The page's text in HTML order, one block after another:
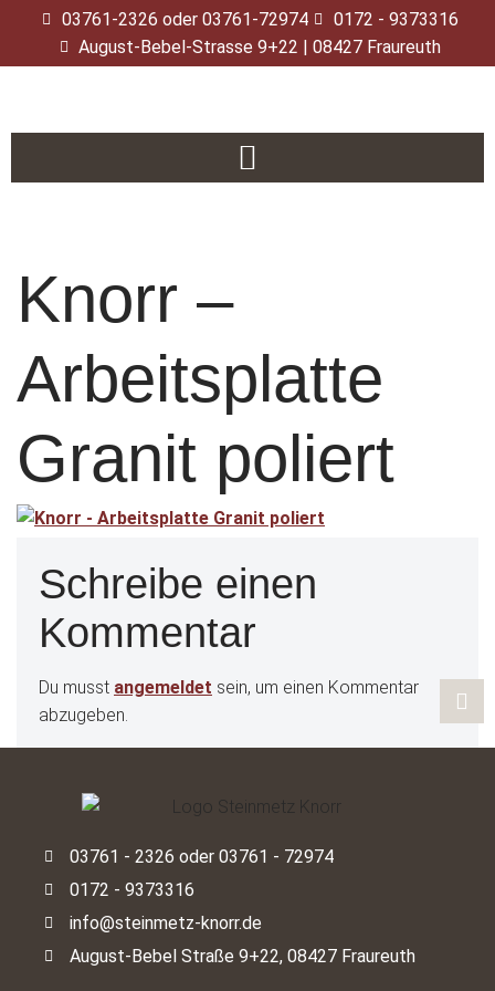
03761-2326 oder 03761-72974
0172 - 9373316
August-Bebel-Strasse 9+22 | 08427 Fraureuth
Knorr –
Arbeitsplatte
Granit poliert
Schreibe einen
Kommentar
Du musst angemeldet sein, um einen Kommentar
abzugeben.
03761 - 2326 oder 03761 - 72974
0172 - 9373316
info@steinmetz-knorr.de
August-Bebel Straße 9+22, 08427 Fraureuth